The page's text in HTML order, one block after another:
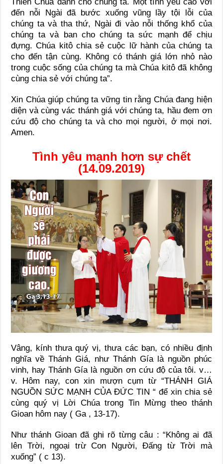
đến nỗi Ngài đã bước xuống vũng lầy tội lỗi của
chúng ta và tha thứ, Ngài đi vào nỗi thống khổ của
chúng ta và ban cho chúng ta sức mạnh để chịu
đựng. Chúa kitô chia sẻ cuộc lữ hành của chúng ta
cho đến tận cùng. Không có thánh giá lớn nhỏ nào
trong cuộc sống của chúng ta mà Chúa kitô đã không
cùng chia sẻ với chúng ta”.
Xin Chúa giúp chúng ta vững tin rằng Chúa đang hiện
diện và cùng vác thánh giá với chúng ta, hầu đem ơn
cứu độ cho chúng ta và cho mọi người, ở mọi nơi.
Amen.
Tình yêu mạnh hơn sự chết
(14.09.2019)
Vâng, kính thưa quý vị, thưa các bạn, có nhiều định
nghĩa về Thánh Giá, như Thánh Gía là nguồn phúc
vinh, hay Thánh Gía là nguồn ơn cứu độ của tôi. v…
v. Hôm nay, con xin mượn cụm từ “THÁNH GIÁ
NGUỒN SỨC MẠNH CỦA ĐỨC TIN “ để xin chia sẻ
cùng quý vị Lời Chúa trong Tin Mừng theo thánh
Gioan hôm nay ( Ga , 13-17).
Như thánh Gioan đã ghi rõ từng câu : “Không ai đã
lên Trời, ngoại trừ Con Người, Đấng từ Trời mà
xuống” ( c 13).